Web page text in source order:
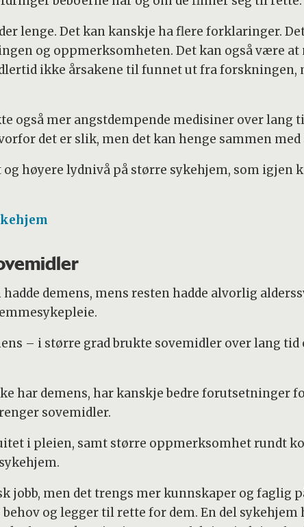
lenge. Det kan kanskje ha flere forklaringer.
og oppmerksomheten. Det kan også være
ikke årsakene til funnet ut fra forskningen,
også mer angstdempende medisiner over lang
det er slik, men det kan henge sammen
høyere lydnivå på større sykehjem, som igjen
demens, mens resten hadde alvorlig
– i større grad brukte sovemidler over lang tid
har demens, har kanskje bedre forutsetninger
sovemidler.
i pleien, samt større oppmerksomhet rundt
jobb, men det trengs mer kunnskaper og faglig
og legger til rette for dem. En del